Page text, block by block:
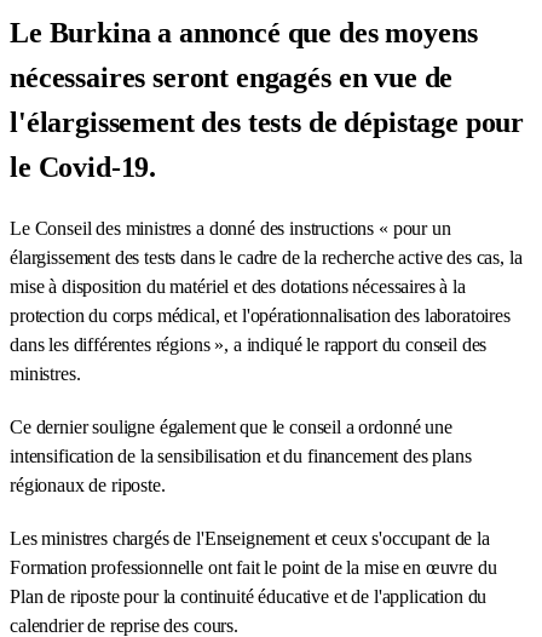
Le Burkina a annoncé que des moyens
nécessaires seront engagés en vue de
l'élargissement des tests de dépistage pour
le Covid-19.
Le Conseil des ministres a donné des instructions « pour un
élargissement des tests dans le cadre de la recherche active des cas, la
mise à disposition du matériel et des dotations nécessaires à la
protection du corps médical, et l'opérationnalisation des laboratoires
dans les différentes régions », a indiqué le rapport du conseil des
ministres.
Ce dernier souligne également que le conseil a ordonné une
intensification de la sensibilisation et du financement des plans
régionaux de riposte.
Les ministres chargés de l'Enseignement et ceux s'occupant de la
Formation professionnelle ont fait le point de la mise en œuvre du
Plan de riposte pour la continuité éducative et de l'application du
calendrier de reprise des cours.